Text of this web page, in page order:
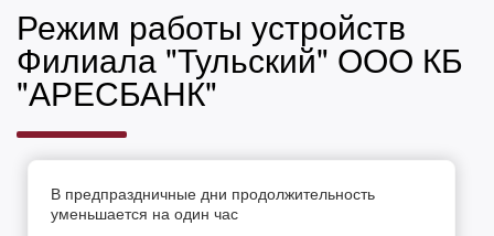
Режим работы устройств
Филиала "Тульский" ООО КБ
"АРЕСБАНК"
В предпраздничные дни продолжительность
уменьшается на один час